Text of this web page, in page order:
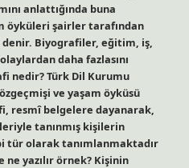
anlattığında buna
öyküleri şairler tarafından
denir. Biyografiler, eğitim, iş,
daha fazlasını
nedir? Türk Dil Kurumu
ve yaşam öyküsü
resmî belgelere dayanarak,
tanınmış kişilerin
tür olarak tanımlanmaktadır
ne yazılır örnek? Kişinin